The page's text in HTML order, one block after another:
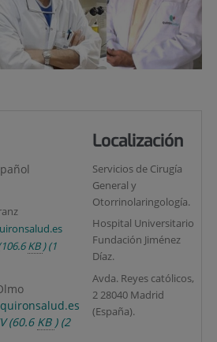
KB)(1
(60.6 KB )(2
Localización
Servicios de Cirugía
General y
Otorrinolaringología.
Hospital Universitario
Fundación Jiménez
Díaz.
Avda. Reyes católicos,
2 28040 Madrid
(España).